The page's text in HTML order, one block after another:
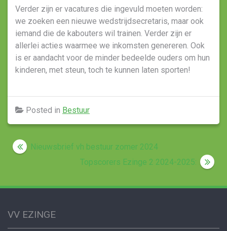
Verder zijn er vacatures die ingevuld moeten worden:
we zoeken een nieuwe wedstrijdsecretaris, maar ook
iemand die de kabouters wil trainen. Verder zijn er
allerlei acties waarmee we inkomsten genereren. Ook
is er aandacht voor de minder bedeelde ouders om hun
kinderen, met steun, toch te kunnen laten sporten!
Posted in Bestuur
PostNieuwsbrief vh bestuur zomer 2024
Topscorers Ezinge 2 2024-2025:
VV EZINGE